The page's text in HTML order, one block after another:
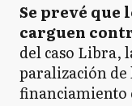
Se prevé que
carguen
del caso Libra,
paralización
financiamiento